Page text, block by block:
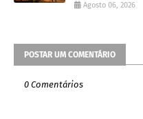
Agosto 06, 2026
POSTAR UM COMENTÁRIO
0 Comentários